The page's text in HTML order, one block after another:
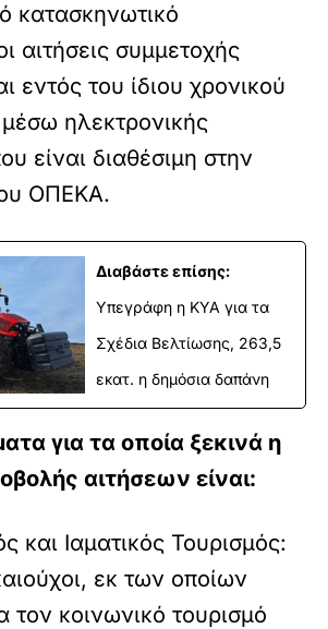
κατασκηνωτικό
αιτήσεις συμμετοχής
εντός του ίδιου χρονικού
ηλεκτρονικής
είναι διαθέσιμη στην
ΟΠΕΚΑ.
Διαβάστε επίσης:
Υπεγράφη η ΚΥΑ για τα
Σχέδια Βελτίωσης, 263,5
εκατ. η δημόσια δαπάνη
για τα οποία ξεκινά η
αιτήσεων είναι:
και Ιαματικός Τουρισμός:
εκ των οποίων
τον κοινωνικό τουρισμό